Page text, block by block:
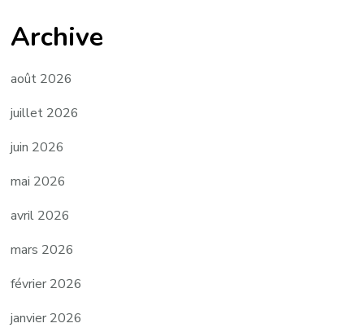
Archive
août 2026
juillet 2026
juin 2026
mai 2026
avril 2026
mars 2026
février 2026
janvier 2026